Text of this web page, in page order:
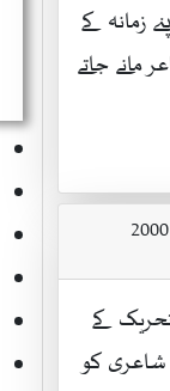
زمانہ کے
جاتے
ترقی پسند تحریک کے
شاعری کو